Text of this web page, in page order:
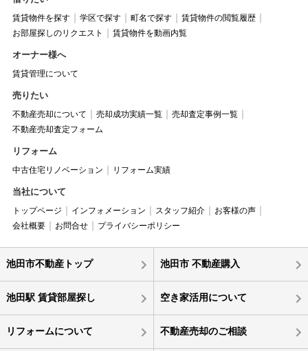
賃貸物件を探す 学区で探す 町名で探す
賃貸物件の閲覧履歴
お部屋探しのリクエスト
賃貸物件を動画内覧
オーナー様へ
賃貸管理について
売りたい
不動産売却について 売却成功実績一覧
売却査定事例一覧
不動産売却査定フォーム
リフォーム
中古住宅リノベーション リフォーム実績
当社について
トップページ インフォメーション スタッフ紹介
お客様の声
会社概要
お問合せ プライバシーポリシー
池田市不動産トップ 池田市 不動産購入
池田駅 賃貸部屋探し 空き家活用について
リフォームについて 不動産売却のご相談